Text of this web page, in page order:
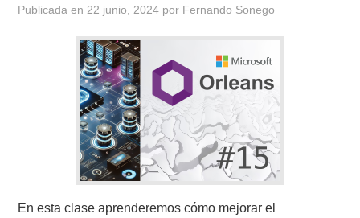
Publicada en22 junio, 2024 por Fernando Sonego
En esta clase aprenderemos cómo mejorar el